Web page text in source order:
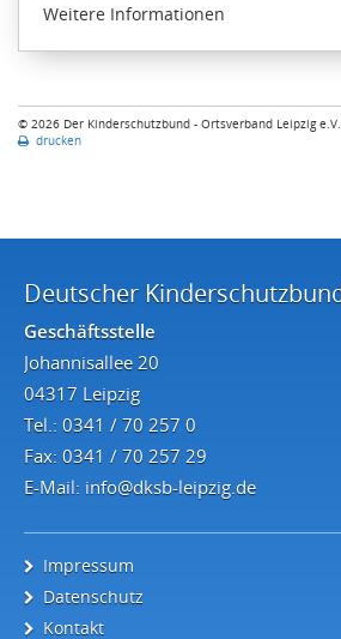
Weitere Informationen
© 2026 Der Kinderschutzbund - Ortsverband Leipzig e.V.
drucken
Deutscher
Geschäftsstelle
Johannisallee 20
04317 Leipzig
Tel.: 0341 / 70 257 0
Fax: 0341 / 70 257 29
E-Mail: info@dksb-leipzig.de
Impressum
Datenschutz
Kontakt